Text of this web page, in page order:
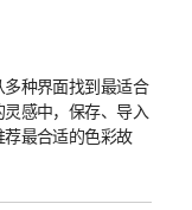
种界面找到最适合
感中，保存、导入
最合适的色彩故